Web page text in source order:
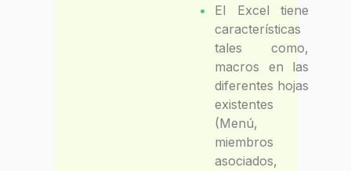
El Excel tiene
características
tales como,
macros en las
diferentes hojas
existentes
(Menú,
miembros
asociados,